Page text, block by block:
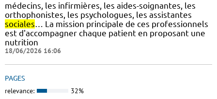
médecins, les infirmières, les aides-soignantes, les
orthophonistes, les psychologues, les assistantes
sociales … La mission principale de ces professionnels
est d'accompagner chaque patient en proposant une
nutrition
18/06/2026 16:06
PAGES
relevance: 32%